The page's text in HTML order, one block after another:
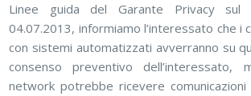
Linee guida del Garante Privacy sul
04.07.2013, informiamo l’interessato che i
con sistemi automatizzati avverranno su
consenso preventivo dell’interessato,
network potrebbe ricevere